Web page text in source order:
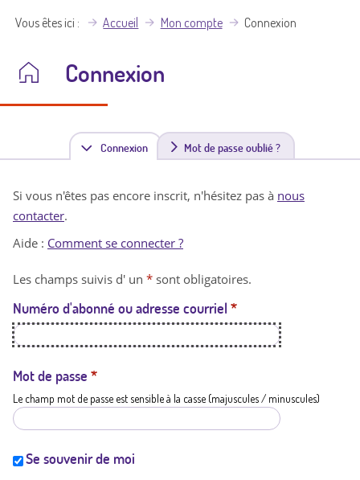
Vous êtes ici Accueil Mon compte Connexion
Connexion
Connexion(
n
t
a
t
i
Mot de passe oublié ?
Si vous n'êtes pas encore inscrit, n'hésitez pas à nous
contacter.
Aide : Comment se connecter ?
Les champs suivis d' un * sont obligatoires.
Numéro d'abonné ou adresse courriel *
Mot de passe *
Le champ mot de passe est sensible à la casse (majuscules / minuscules)
Se souvenir de moi